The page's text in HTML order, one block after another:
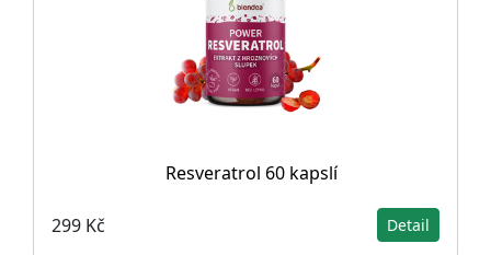
Resveratrol 60 kapslí
299 Kč Detail